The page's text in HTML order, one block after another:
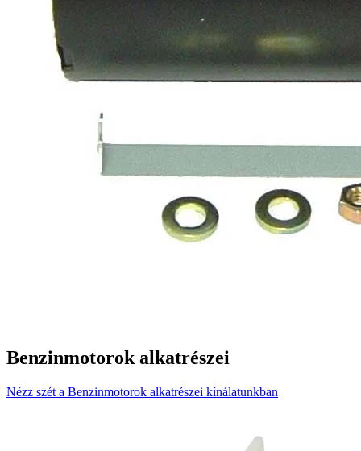
Benzinmotorok alkatrészei
Nézz szét a Benzinmotorok alkatrészei kínálatunkban